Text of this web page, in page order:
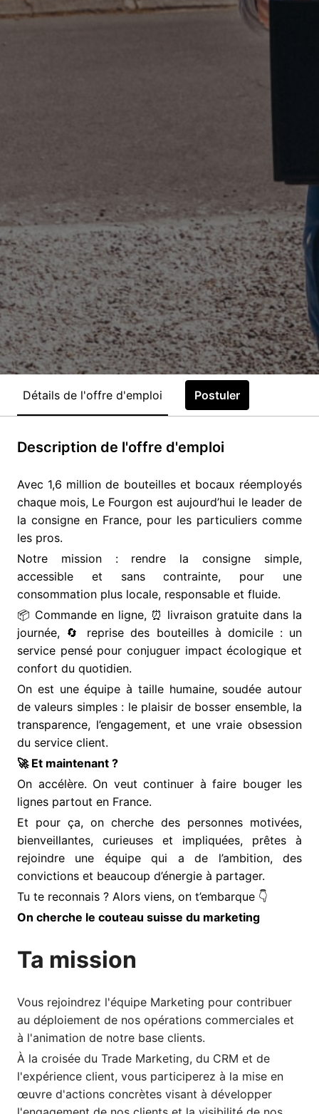
Détails de l'offre d'emploi Postuler
Description de l'offre d'emploi
Avec 1,6 million de bouteilles et bocaux réemployés
chaque mois, Le Fourgon est aujourd’hui le leader de
la consigne en France, pour les particuliers comme
les pros.
Notre mission : rendre la consigne simple,
accessible et sans contrainte, pour une
consommation plus locale, responsable et fluide.
📦 Commande en ligne, ⏰ livraison gratuite dans la
journée, 🔄 reprise des bouteilles à domicile : un
service pensé pour conjuguer impact écologique et
confort du quotidien.
On est une équipe à taille humaine, soudée autour
de valeurs simples : le plaisir de bosser ensemble, la
transparence, l’engagement, et une vraie obsession
du service client.
🚀 Et maintenant ?
On accélère. On veut continuer à faire bouger les
lignes partout en France.
Et pour ça, on cherche des personnes motivées,
bienveillantes, curieuses et impliquées, prêtes à
rejoindre une équipe qui a de l’ambition, des
convictions et beaucoup d’énergie à partager.
Tu te reconnais ? Alors viens, on t’embarque 👇
On cherche le couteau suisse du marketing
Ta mission
Vous rejoindrez l'équipe Marketing pour contribuer
au déploiement de nos opérations commerciales et
à l'animation de notre base clients.
À la croisée du Trade Marketing, du CRM et de
l'expérience client, vous participerez à la mise en
œuvre d'actions concrètes visant à développer